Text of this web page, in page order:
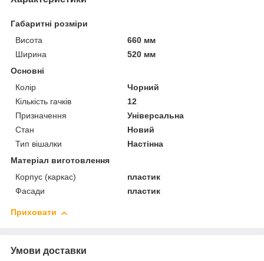
Габаритні розміри
Висота
660 мм
Ширина
520 мм
Основні
Колір
Чорний
Кількість гачків
12
Призначення
Універсальна
Стан
Новий
Тип вішалки
Настінна
Матеріал виготовлення
Корпус (каркас)
пластик
Фасади
пластик
Приховати
Умови доставки